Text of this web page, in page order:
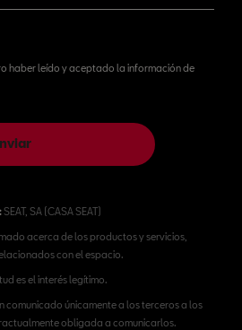
haber leído y aceptado la información de
SEAT, SA (CASA SEAT)
acerca de los productos y servicios,
con el espacio.
es el interés legítimo.
comunicado únicamente a los terceros a los
obligada a comunicarlos.